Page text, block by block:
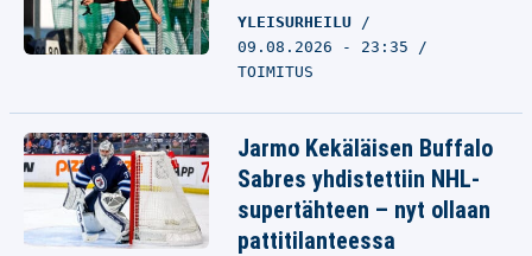
YLEISURHEILU
09.08.2026 - 23:35
TOIMITUS
Jarmo Kekäläisen Buffalo
Sabres yhdistettiin NHL-
supertähteen – nyt ollaan
pattitilanteessa